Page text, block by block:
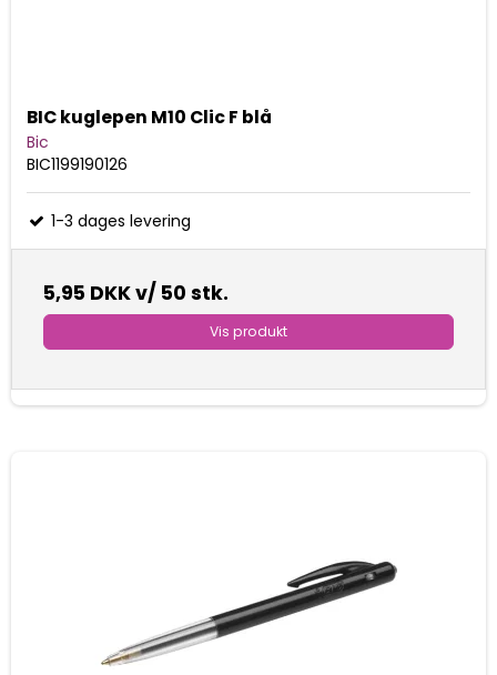
BIC kuglepen M10 Clic F blå
Bic
BIC1199190126
1-3 dages levering
5,95 DKKv/ 50 stk.
Vis produkt